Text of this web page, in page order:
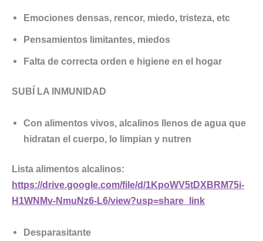
Emociones densas, rencor, miedo, tristeza, etc
Pensamientos limitantes, miedos
Falta de correcta orden e higiene en el hogar
SUBÍ LA INMUNIDAD
Con alimentos vivos, alcalinos llenos de agua que
hidratan el cuerpo, lo limpian y nutren
Lista alimentos alcalinos:
https://drive.google.com/file/d/1KpoWV5tDXBRM75i-
H1WNMv-NmuNz6-L6/view?usp=share_link
Desparasitante